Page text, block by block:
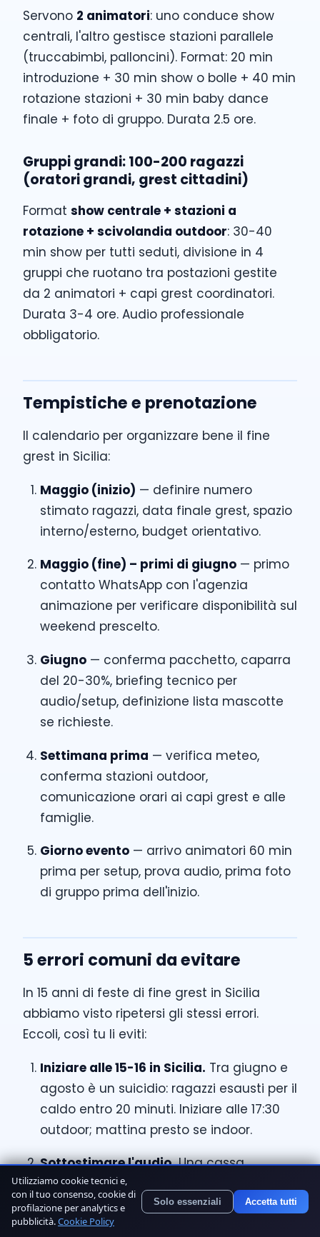
Servono 2 animatori: uno conduce show
centrali, l'altro gestisce stazioni parallele
(truccabimbi, palloncini). Format: 20 min
introduzione + 30 min show o bolle + 40 min
rotazione stazioni + 30 min baby dance
finale + foto di gruppo. Durata 2.5 ore.
Gruppi grandi: 100-200 ragazzi
(oratori grandi, grest cittadini)
Format show centrale + stazioni a
rotazione + scivolandia outdoor: 30-40
min show per tutti seduti, divisione in 4
gruppi che ruotano tra postazioni gestite
da 2 animatori + capi grest coordinatori.
Durata 3-4 ore. Audio professionale
obbligatorio.
Tempistiche e prenotazione
Il calendario per organizzare bene il fine
grest in Sicilia:
Maggio (inizio) — definire numero
stimato ragazzi, data finale grest, spazio
interno/esterno, budget orientativo.
Maggio (fine) – primi di giugno — primo
contatto WhatsApp con l'agenzia
animazione per verificare disponibilità sul
weekend prescelto.
Giugno — conferma pacchetto, caparra
del 20-30%, briefing tecnico per
audio/setup, definizione lista mascotte
se richieste.
Settimana prima — verifica meteo,
conferma stazioni outdoor,
comunicazione orari ai capi grest e alle
famiglie.
Giorno evento — arrivo animatori 60 min
prima per setup, prova audio, prima foto
di gruppo prima dell'inizio.
5 errori comuni da evitare
In 15 anni di feste di fine grest in Sicilia
abbiamo visto ripetersi gli stessi errori.
Eccoli, così tu li eviti:
Iniziare alle 15-16 in Sicilia. Tra giugno e
agosto è un suicidio: ragazzi esausti per il
caldo entro 20 minuti. Iniziare alle 17:30
outdoor; mattina presto se indoor.
Sottostimare l'audio.Una cassa
Bluetooth domestica con 100 ragazzi
all'aperto è inudibile. Servono casse
amplificate professionali e microfoni
Utilizziamo cookie tecnici e,
con il tuo consenso, cookie di
profilazione per analytics e
pubblicità.Cookie Policy
Solo essenziali Accetta tutti